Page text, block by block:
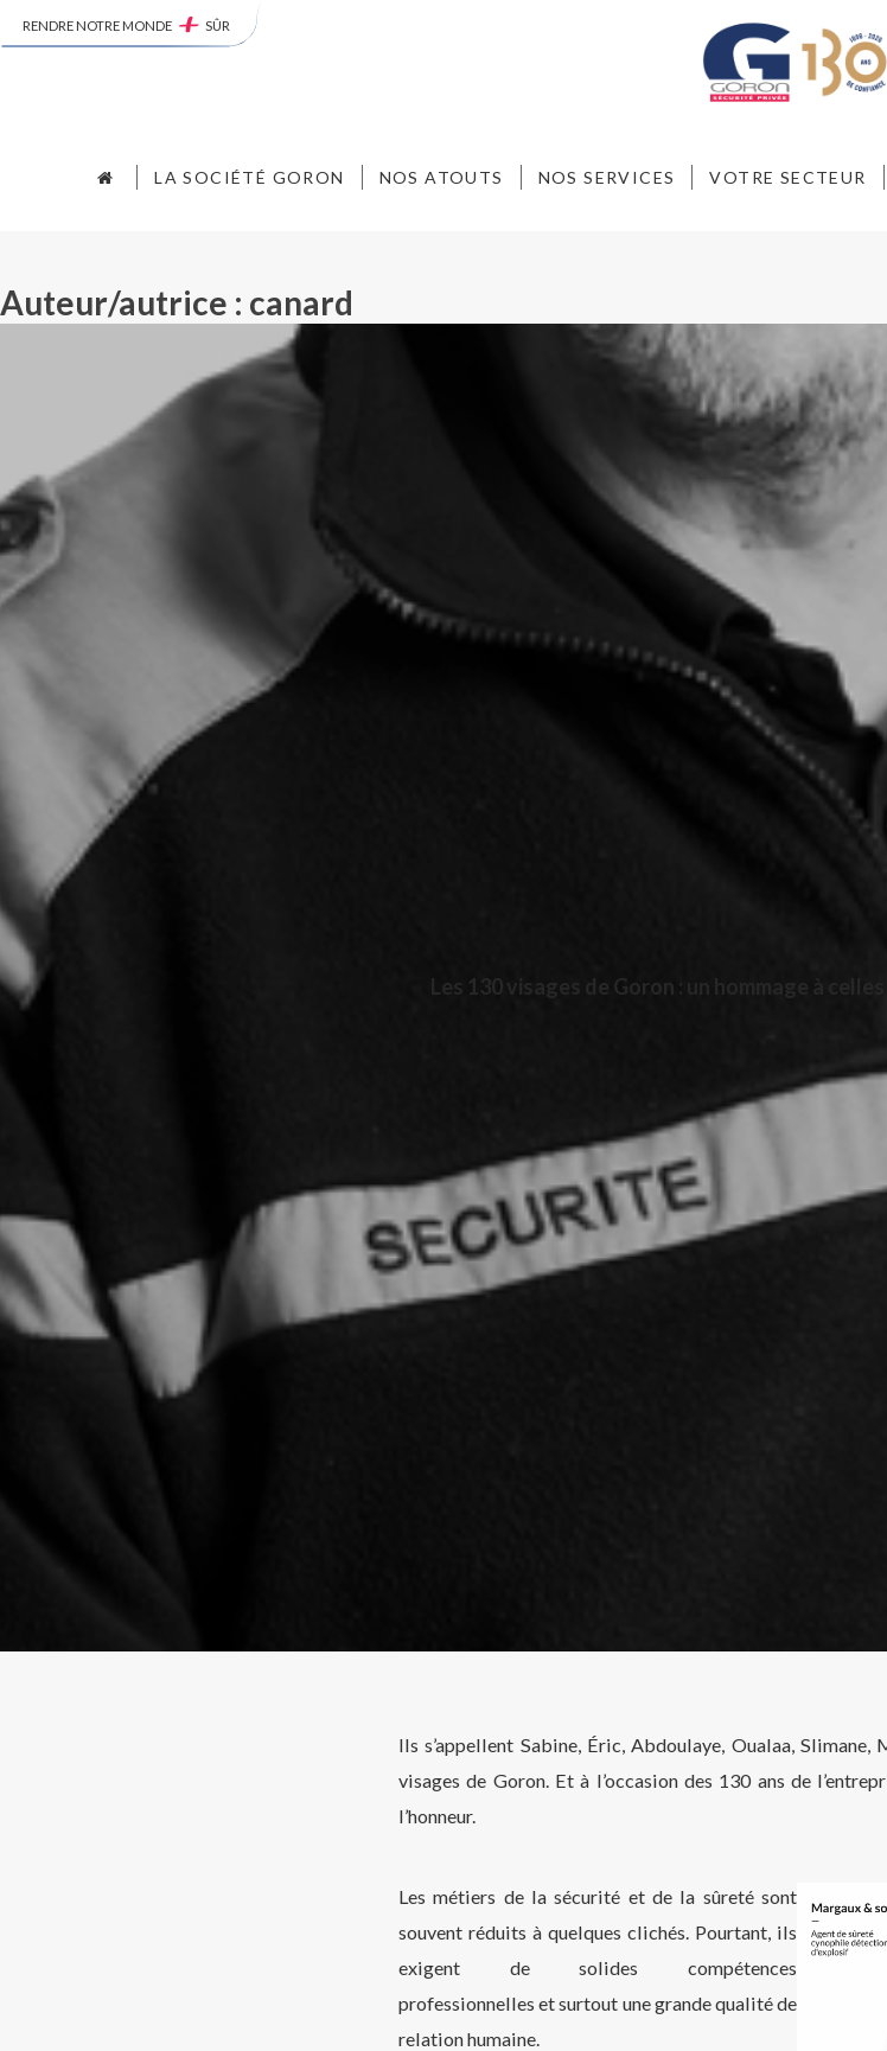
RENDRE NOTRE MONDE SÛR
LA SOCIÉTÉ GORON NOS ATOUTS NOS SERVICES VOTRE SECTEUR
Auteur/autrice : canard
Les 130 visages de Goron : un hommage à
Ils s’appellent Sabine, Éric, Abdoulaye, Oualaa,
visages de Goron. Et à l’occasion des 130 ans de
l’honneur.
Les métiers de la sécurité et de la sûreté sont
souvent réduits à quelques clichés. Pourtant, ils
exigent de solides compétences
professionnelles et surtout une grande qualité de
relation humaine.